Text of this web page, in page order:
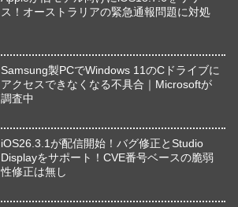
ス！オーストラリアの緊急通報問題に対処
Samsung製PCでWindows 11のCドライブに
アクセスできなくなる不具合｜Microsoftが
調査中
iOS26.3.1が配信開始！バグ修正とStudio
Displayをサポート！CVE番号ベースの脆弱
性修正は無し